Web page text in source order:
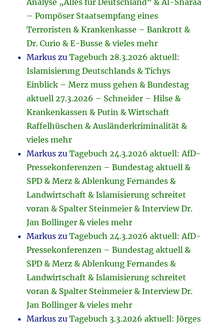
Analyse „Alles für Deutschland“ & Al-Sharaa
– Pompöser Staatsempfang eines
Terroristen & Krankenkasse – Bankrott &
Dr. Curio & E-Busse & vieles mehr
Markus zuTagebuch 28.3.2026 aktuell:
Islamisierung Deutschlands & Tichys
Einblick – Merz muss gehen & Bundestag
aktuell 27.3.2026 – Schneider – Hilse &
Krankenkassen & Putin & Wirtschaft
Raffelhüschen & Ausländerkriminalität &
vieles mehr
Markus zuTagebuch 24.3.2026 aktuell: AfD-
Pressekonferenzen – Bundestag aktuell &
SPD & Merz & Ablenkung Fernandes &
Landwirtschaft & Islamisierung schreitet
voran & Spalter Steinmeier & Interview Dr.
Jan Bollinger & vieles mehr
Markus zuTagebuch 24.3.2026 aktuell: AfD-
Pressekonferenzen – Bundestag aktuell &
SPD & Merz & Ablenkung Fernandes &
Landwirtschaft & Islamisierung schreitet
voran & Spalter Steinmeier & Interview Dr.
Jan Bollinger & vieles mehr
Markus zuTagebuch 3.3.2026 aktuell: Jörges